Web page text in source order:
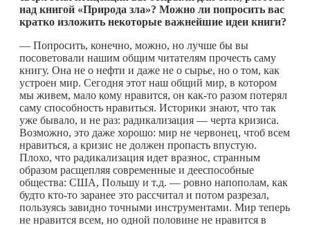
над книгой «Природа зла»? Можно ли попросить вас
кратко изложить некоторые важнейшие идеи книги?
— Попросить, конечно, можно, но лучше бы вы
посоветовали нашим общим читателям прочесть саму
книгу. Она не о нефти и даже не о сырье, но о том, как
устроен мир. Сегодня этот наш общий мир, в котором
мы живем, мало кому нравится, он как-то разом потерял
саму способность нравиться. Историки знают, что так
уже бывало, и не раз: радикализация — черта кризиса.
Возможно, это даже хорошо: мир не червонец, чтоб всем
нравиться, а кризис не должен пропасть впустую.
Плохо, что радикализация идет вразнос, странным
образом расщепляя современные и дееспособные
общества: США, Польшу и т.д. — ровно напополам, как
будто кто-то заранее это рассчитал и потом разрезал,
пользуясь завидно точными инструментами. Мир теперь
не нравится всем, но одной половине не нравится в